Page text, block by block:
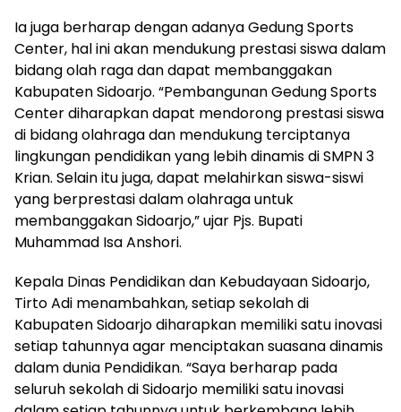
Ia juga berharap dengan adanya Gedung Sports
Center, hal ini akan mendukung prestasi siswa dalam
bidang olah raga dan dapat membanggakan
Kabupaten Sidoarjo. “Pembangunan Gedung Sports
Center diharapkan dapat mendorong prestasi siswa
di bidang olahraga dan mendukung terciptanya
lingkungan pendidikan yang lebih dinamis di SMPN 3
Krian. Selain itu juga, dapat melahirkan siswa-siswi
yang berprestasi dalam olahraga untuk
membanggakan Sidoarjo,” ujar Pjs. Bupati
Muhammad Isa Anshori.
Kepala Dinas Pendidikan dan Kebudayaan Sidoarjo,
Tirto Adi menambahkan, setiap sekolah di
Kabupaten Sidoarjo diharapkan memiliki satu inovasi
setiap tahunnya agar menciptakan suasana dinamis
dalam dunia Pendidikan. “Saya berharap pada
seluruh sekolah di Sidoarjo memiliki satu inovasi